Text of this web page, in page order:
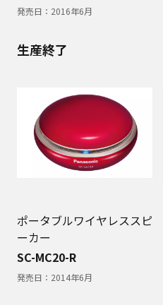
発売日： 2016年6月
生産終了
ポータブルワイヤレススピ
ーカー
SC-MC20-R
発売日： 2014年6月